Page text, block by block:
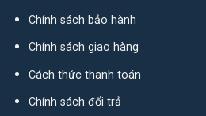
Chính sách bảo hành
Chính sách giao hàng
Cách thức thanh toán
Chính sách đổi trả